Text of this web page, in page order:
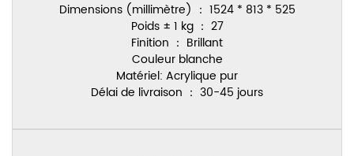
Dimensions (millimètre) ： 1524 * 813 * 525
Poids ± 1 kg ： 27
Finition ： Brillant
Couleur blanche
Matériel: Acrylique pur
Délai de livraison ： 30-45 jours